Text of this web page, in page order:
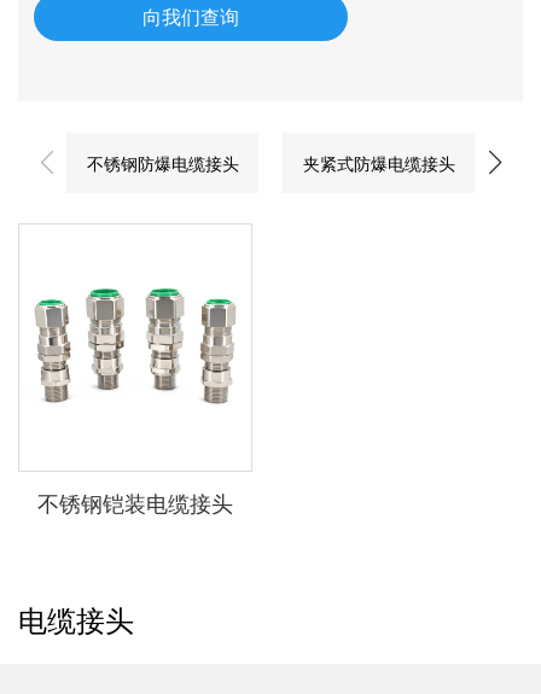
向我们查询
不锈钢防爆电缆接头 夹紧式防爆电缆接头
不锈钢铠装电缆接头
电缆接头